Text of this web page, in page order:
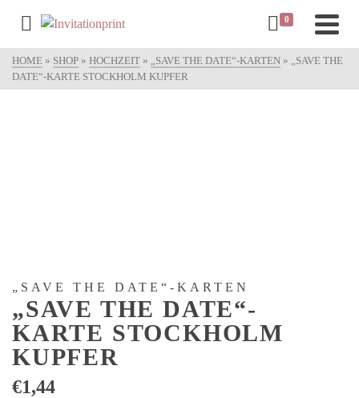
0
HOME » SHOP » HOCHZEIT » „SAVE THE DATE“-KARTEN » „SAVE THE
DATE“-KARTE STOCKHOLM KUPFER
„SAVE THE DATE“-KARTEN
„SAVE THE DATE“-
KARTE STOCKHOLM
KUPFER
€1,44